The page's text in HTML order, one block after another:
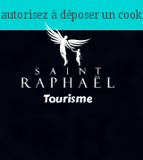
à déposer un